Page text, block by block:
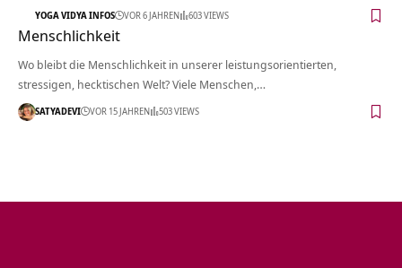
YOGA VIDYA INFOS VOR 6 JAHREN 603 VIEWS
Menschlichkeit
Wo bleibt die Menschlichkeit in unserer leistungsorientierten,
stressigen, hecktischen Welt? Viele Menschen,…
SATYADEVI VOR 15 JAHREN 503 VIEWS